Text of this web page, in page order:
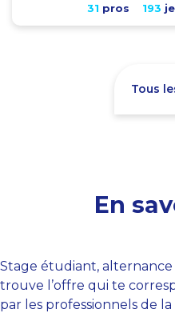
31 pros 193
Tous
En
Stage étudiant,
trouve l’offre qui te
par les professionnels de